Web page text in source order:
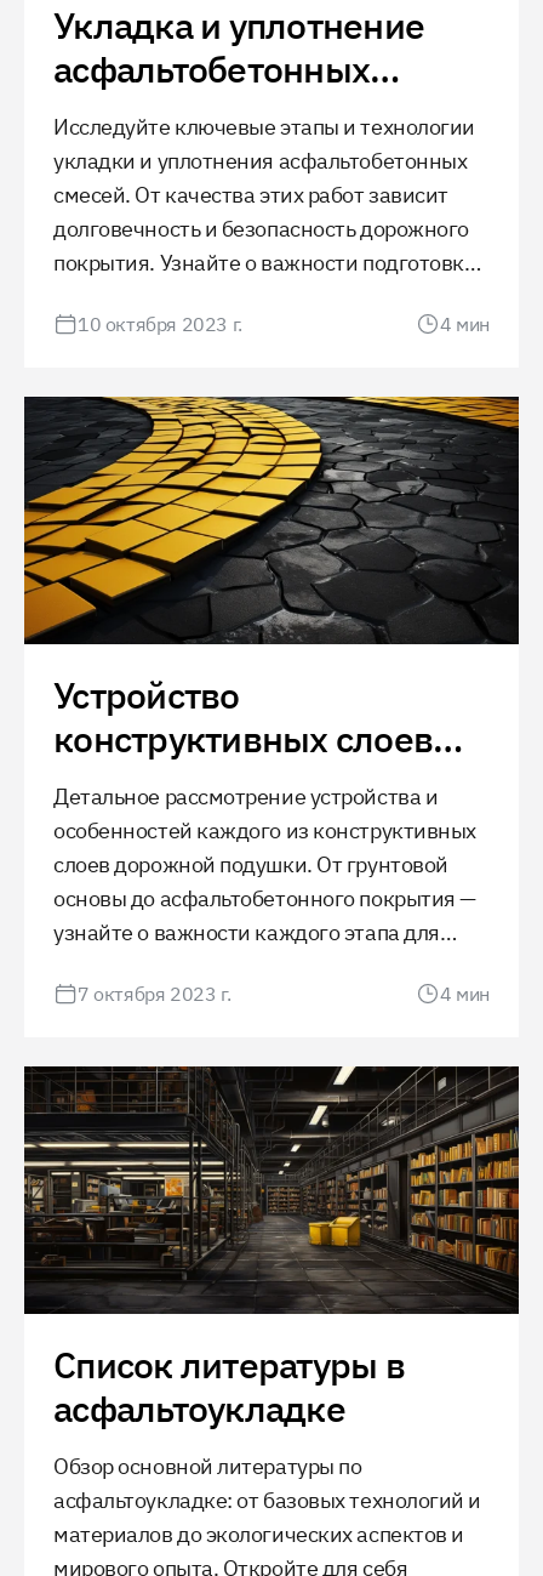
Укладка и уплотнение
асфальтобетонных
смесей
Исследуйте ключевые этапы и технологии
укладки и уплотнения асфальтобетонных
смесей. От качества этих работ зависит
долговечность и безопасность дорожного
покрытия. Узнайте о важности подготовки
и контроле качества для обеспечения
10 октября 2023 г. 4 мин
Устройство
конструктивных слоев
дорожной подушки
Детальное рассмотрение устройства и
особенностей каждого из конструктивных
слоев дорожной подушки. От грунтовой
основы до асфальтобетонного покрытия —
узнайте о важности каждого этапа для
безопасности дорожного полотна.
7 октября 2023 г. 4 мин
Список литературы в
асфальтоукладке
Обзор основной литературы по
асфальтоукладке: от базовых технологий и
материалов до экологических аспектов и
мирового опыта. Откройте для себя